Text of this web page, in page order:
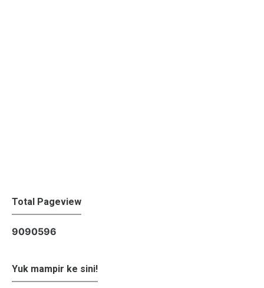
Total Pageview
9090596
Yuk mampir ke sini!